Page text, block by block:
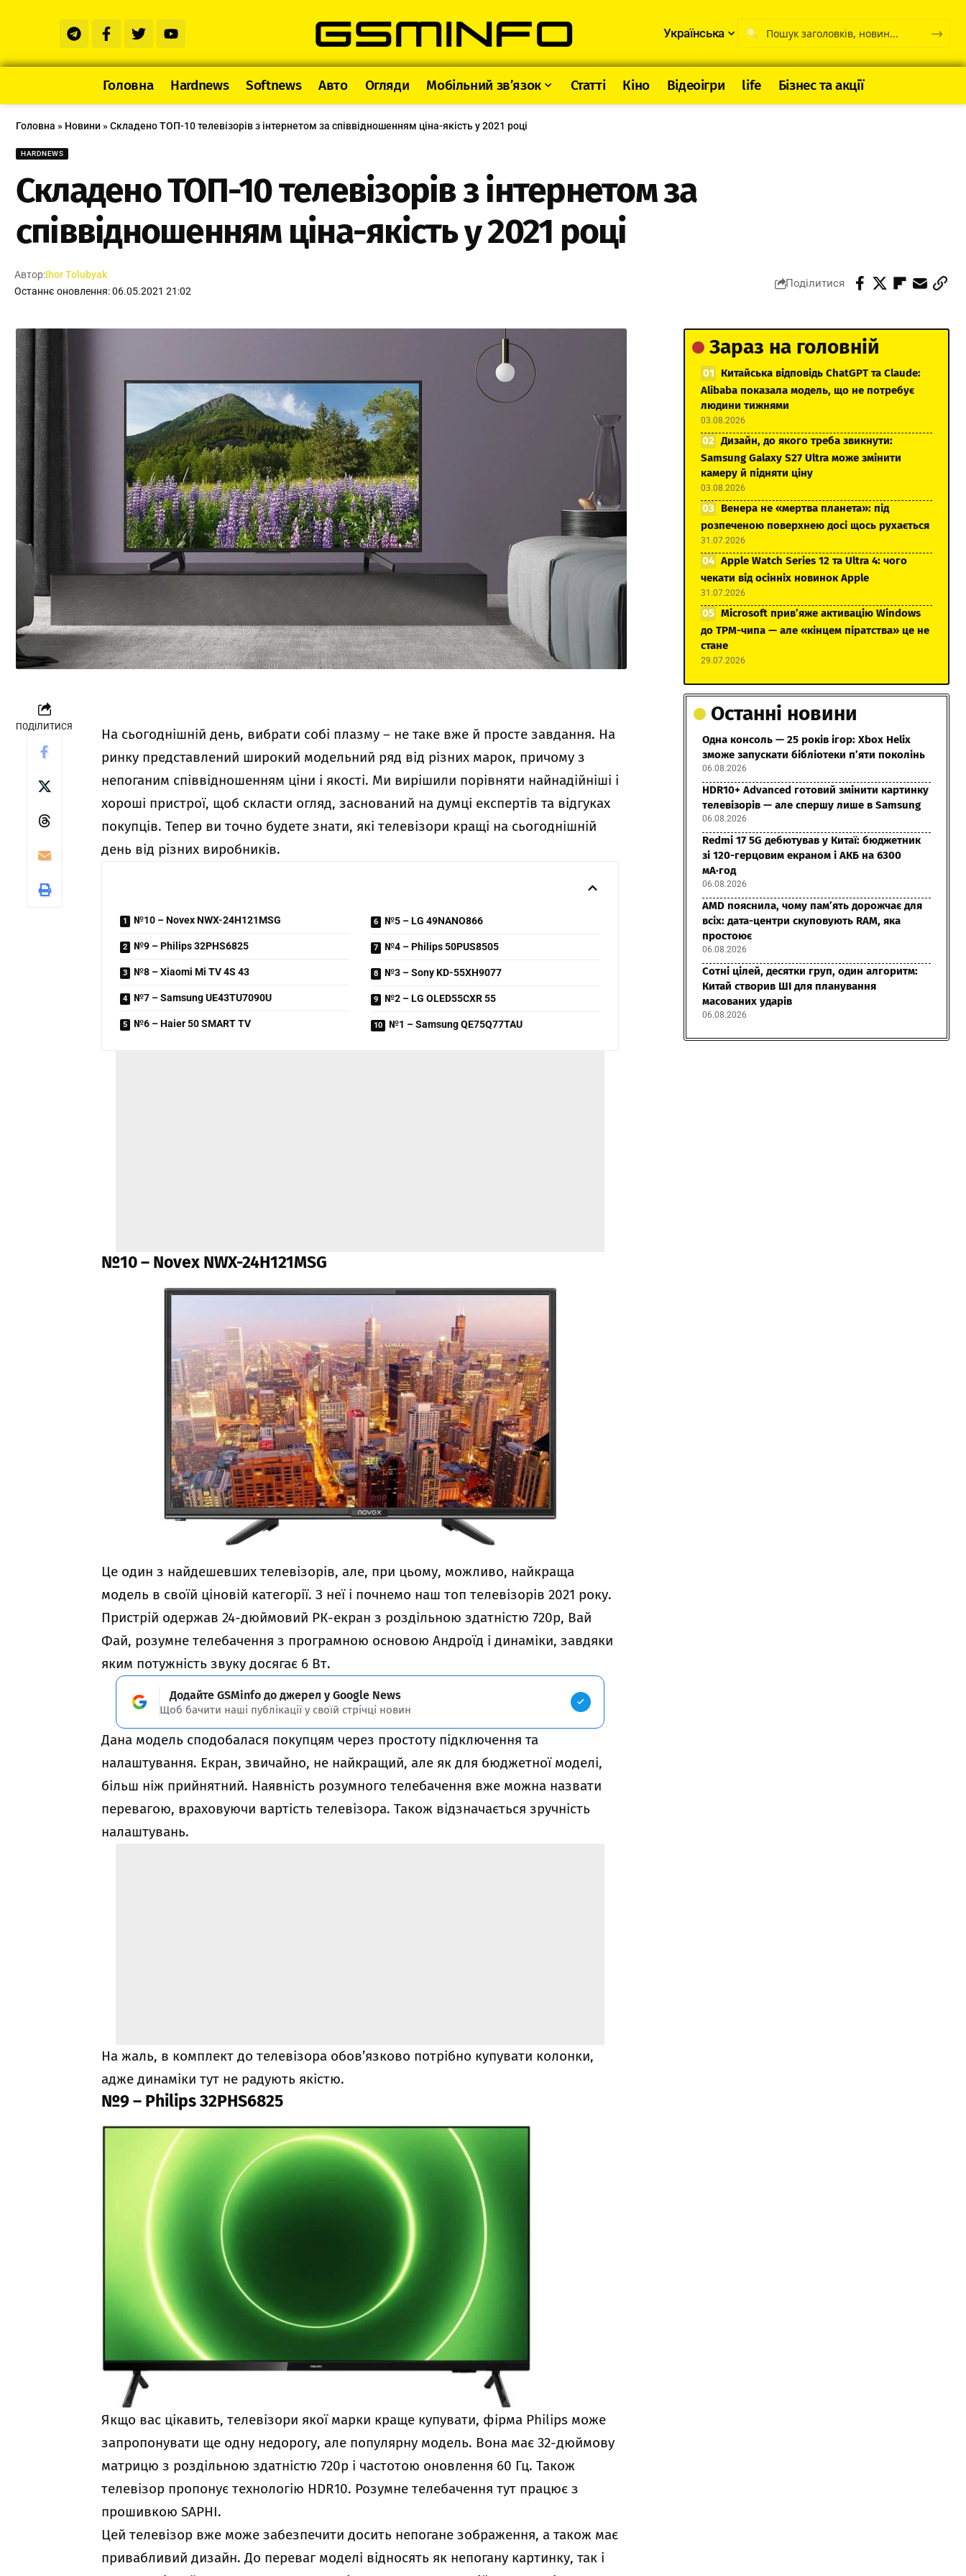
Українська
Головна Hardnews Softnews Авто Огляди Мобільний зв’язок Статті Кіно Відеоігри life Бізнес та акції
Головна » Новини»Складено ТОП-10 телевізорів з інтернетом за співвідношенням ціна-якість у 2021 році
HARDNEWS
Складено ТОП-10 телевізорів з інтернетом за
співвідношенням ціна-якість у 2021 році
Останнє оновлення: 06.05.2021 21:02
Автор:Ihor Tolubyak
Поділитися
ПОДІЛИТИСЯ
На сьогоднішній день, вибрати собі плазму – не таке вже й просте завдання. На
ринку представлений широкий модельний ряд від різних марок, причому з
непоганим співвідношенням ціни і якості. Ми вирішили порівняти найнадійніші і
хороші пристрої, щоб скласти огляд, заснований на думці експертів та відгуках
покупців. Тепер ви точно будете знати, які телевізори кращі на сьогоднішній
день від різних виробників.
№10 – Novex NWX-24H121MSG
№9 – Philips 32PHS6825
№8 – Xiaomi Mi TV 4S 43
№7 – Samsung UE43TU7090U
№6 – Haier 50 SMART TV
№5 – LG 49NANO866
№4 – Philips 50PUS8505
№3 – Sony KD-55XH9077
№2 – LG OLED55CXR 55
№1 – Samsung QE75Q77TAU
№10 – Novex NWX-24H121MSG
Це один з найдешевших телевізорів, але, при цьому, можливо, найкраща
модель в своїй ціновій категорії. З неї і почнемо наш топ телевізорів 2021 року.
Пристрій одержав 24-дюймовий РК-екран з роздільною здатністю 720p, Вай
Фай, розумне телебачення з програмною основою Андроїд і динаміки, завдяки
яким потужність звуку досягає 6 Вт.
Додайте GSMinfo до джерел у Google News
Щоб бачити наші публікації у своїй стрічці новин
Дана модель сподобалася покупцям через простоту підключення та
налаштування. Екран, звичайно, не найкращий, але як для бюджетної моделі,
більш ніж прийнятний. Наявність розумного телебачення вже можна назвати
перевагою, враховуючи вартість телевізора. Також відзначається зручність
налаштувань.
На жаль, в комплект до телевізора обов’язково потрібно купувати колонки,
адже динаміки тут не радують якістю.
№9 – Philips 32PHS6825
Якщо вас цікавить, телевізори якої марки краще купувати, фірма Philips може
запропонувати ще одну недорогу, але популярну модель. Вона має 32-дюймову
матрицю з роздільною здатністю 720p і частотою оновлення 60 Гц. Також
телевізор пропонує технологію HDR10. Розумне телебачення тут працює з
прошивкою SAPHI.
Цей телевізор вже може забезпечити досить непогане зображення, а також має
привабливий дизайн. До переваг моделі відносять як непогану картинку, так і
Зараз на головній
Китайська відповідь ChatGPT та Claude:
Alibaba показала модель, що не потребує
людини тижнями
03.08.2026
Дизайн, до якого треба звикнути:
Samsung Galaxy S27 Ultra може змінити
камеру й підняти ціну
03.08.2026
Венера не «мертва планета»: під
розпеченою поверхнею досі щось рухається
31.07.2026
Apple Watch Series 12 та Ultra 4: чого
чекати від осінніх новинок Apple
31.07.2026
Microsoft прив’яже активацію Windows
до TPM-чипа — але «кінцем піратства» це не
стане
29.07.2026
Останні новини
Одна консоль — 25 років ігор: Xbox Helix
зможе запускати бібліотеки п’яти поколінь
06.08.2026
HDR10+ Advanced готовий змінити картинку
телевізорів — але спершу лише в Samsung
06.08.2026
Redmi 17 5G дебютував у Китаї: бюджетник
зі 120-герцовим екраном і АКБ на 6300
мА·год
06.08.2026
AMD пояснила, чому пам’ять дорожчає для
всіх: дата-центри скуповують RAM, яка
простоює
06.08.2026
Сотні цілей, десятки груп, один алгоритм:
Китай створив ШІ для планування
масованих ударів
06.08.2026